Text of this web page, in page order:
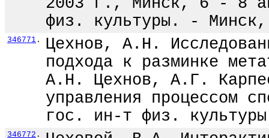
2003 г., Минск, 6 - 8
физ. культуры. -
346771 .
Цехнов, А.Н.
подхода к разминке
А.Н. Цехнов, А.Г.
управления процессом
гос. ин-т физ.
346772 .